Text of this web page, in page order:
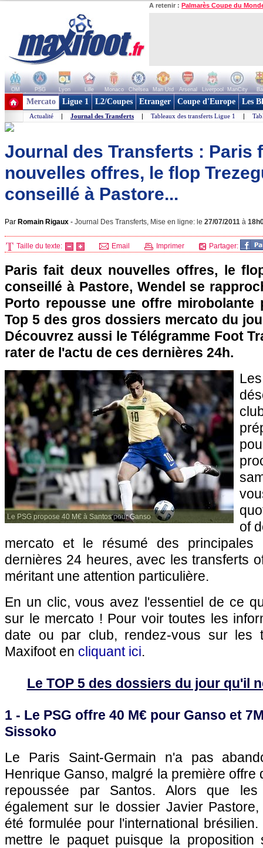
A retenir : Palmarès Coupe du
OM PSG Lyon Lille Monaco Chelsea Man Utd Arsenal Liverpool ManCity
+ de clubs
Mercato Ligue 1 L2/Coupes Etranger Coupe d'Europe Les
Actualité | Journal des Transferts | Tableaux des transferts Ligue 1 |
Journal des Transferts : Paris
nouvelles offres, le flop
conseillé à Pastore...
Par Romain Rigaux - Journal Des Transferts, Mise en ligne: le 27/07/2011 à
Taille du texte: Email Imprimer Partager:
Paris fait deux nouvelles offres, le
conseillé à Pastore, Wendel se
Porto repousse une offre
Top 5 des gros dossiers mercato du
Découvrez aussi le Télégramme Foot
rater de l'actu de ces dernières 24h.
Le PSG propose 40 M€ à Santos pour Ganso
of
mercato et le résumé des principales
dernières 24 heures, avec les transferts
méritant une attention particulière.
En un clic, vous avez l'essentiel de ce
sur le mercato ! Pour voir toutes les
date ou par club, rendez-vous sur les
Maxifoot en cliquant ici.
Le TOP 5 des dossiers du jour qu'il
1 - Le PSG offre 40 M€ pour Ganso et
Sissoko
Le Paris Saint-Germain n'a pas
Henrique Ganso, malgré la première offre
repoussée par Santos. Alors que les
également sur le dossier Javier
été formulée pour l'international
mettre le paquet puisque la proposition